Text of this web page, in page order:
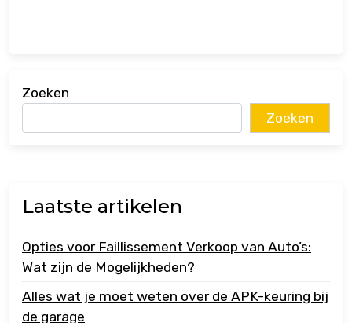
Zoeken
Zoeken
Laatste artikelen
Opties voor Faillissement Verkoop van Auto’s:
Wat zijn de Mogelijkheden?
Alles wat je moet weten over de APK-keuring bij
de garage